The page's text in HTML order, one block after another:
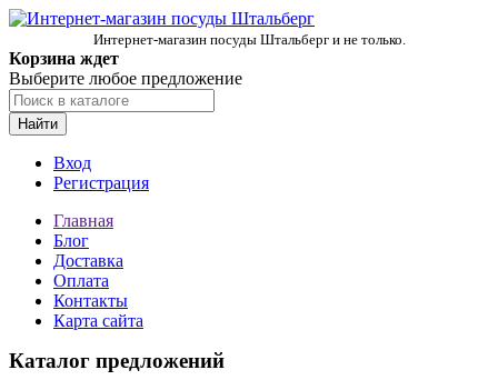
Интернет-магазин посуды Штальберг и не только.
Корзина ждет
Выберите любое предложение
Найти
Вход
Регистрация
Главная
Блог
Доставка
Оплата
Контакты
Карта сайта
Каталог предложений